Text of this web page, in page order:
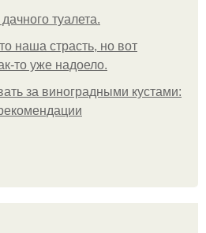
туалета.
наша страсть, но вот
то уже надоело.
за виноградными кустами: